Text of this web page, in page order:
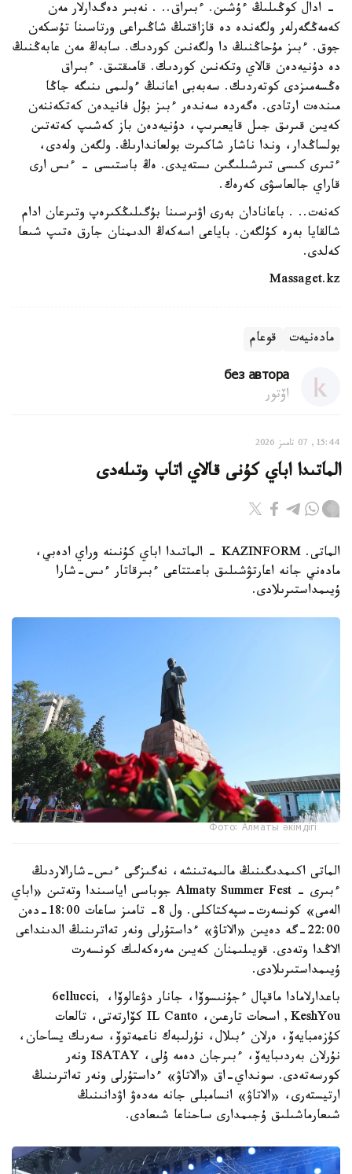
- ادال كوڭىلىڭ ءۇشىن. ءبىراق.. . نەبىر دەگدارلار مەن
كەمەڭگەرلەر ولگەندە دە قازاقتىڭ شاڭىراعى ورتاسىنا تۇسكەن
جوق. ءبىز مۇحاڭنىڭ دا ولگەنىن كوردىك. سابەڭ مەن عابەڭنىڭ
دە دۇنيەدەن قالاي وتكەنىن كوردىك. قامىقتىق. ءبىراق
ەڭسەمىزدى كوتەردىك. سەبەبى اعانىڭ ءولىمى ىنىگە جاڭا
مىندەت ارتادى. ەگەردە سەندەر ءبىز بۇل فانيدەن كەتكەننەن
كەيىن قىرىق جىل قايعىرىپ، دۇنيەدەن باز كەشىپ كەتەتىن
بولساڭدار، وندا ناشار شاكىرت بولعاندارىڭ. ولگەن ولەدى،
ءتىرى كىسى تىرشىلىگىن ىستەيدى. ەڭ باستىسى - ءىس ارى
قاراي جالعاسۋى كەرەك.
كەنەت.. . باعانادان بەرى اۋىرسىنا بۇگىلىڭكىرەپ وتىرعان ادام
شالقايا بەرە كۇلگەن. باياعى اسەكەڭ الدىمنان جارق ەتىپ شىعا
كەلدى.
Massaget.kz
مادەنيەت قوعام
без автора
اۆتور
15:44, 07 تامىز 2026
الماتىدا اباي كۇنى قالاي اتاپ وتىلەدى
الماتى. KAZINFORM - الماتىدا اباي كۇنىنە وراي ادەبي،
مادەني جانە اعارتۋشىلىق باعىتتاعى ءبىرقاتار ءىس-شارا
ۇيىمداستىرىلادى.
Фото: Алматы әкімдігі
الماتى اكىمدىگىنىڭ مالىمەتىنشە، نەگىزگى ءىس-شارالاردىڭ
ءبىرى - Almaty Summer Fest جوباسى اياسىندا وتەتىن «اباي
الەمى» كونسەرت-سپەكتاكلى. ول 8- تامىز ساعات 18:00-دەن
22:00-گە دەيىن «الاتاۋ» ءداستۇرلى ونەر تەاترىنىڭ الدىنداعى
الاڭدا وتەدى. قويىلىمنان كەيىن مەرەكەلىك كونسەرت
ۇيىمداستىرىلادى.
باعدارلامادا ماقپال ءجۇنىسوۆا، جانار دۋعالوۆا، 6ellucci,
KeshYou, اسحات تارعىن، IL Canto كۆارتەتى، تالعات
كۇزەمبايەۆ، ەرلان ءبىلال، نۇرلىبەك ناعمەتوۆ، سەرىك يساحان،
نۇرلان بەردىبايەۆ، ءبىرجان دەمە ۇلى، ISATAY ونەر
كورسەتەدى. سونداي-اق «الاتاۋ» ءداستۇرلى ونەر تەاترىنىڭ
ارتيستەرى، «الاتاۋ» انسامبلى جانە مەدەۋ اۋدانىنىڭ
شىعارماشىلىق ۇجىمدارى ساحناعا شىعادى.